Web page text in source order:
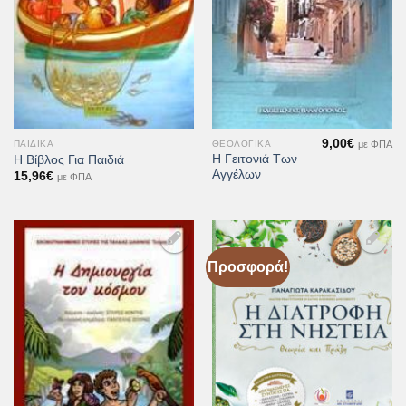
ΠΑΙΔΙΚΆ
Η Βίβλος Για Παιδιά
15,96€ με ΦΠΑ
ΘΕΟΛΟΓΙΚΆ
Η Γειτονιά Των
Αγγέλων
9,00€ με ΦΠΑ
Προσθήκη
στη Λίστα
Επιθυμιών
Προσφορά!
Προσθήκη
στη Λίστα
Επιθυμιών